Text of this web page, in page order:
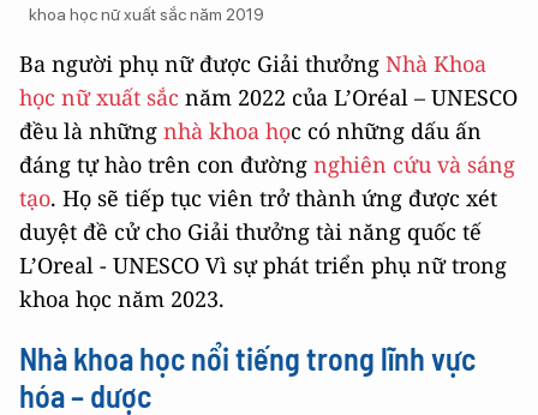
khoa học nữ xuất sắc năm 2019
Ba người phụ nữ được Giải thưởng Nhà Khoa
học nữ xuất sắc năm 2022 của L’Oréal – UNESCO
đều là những nhà khoa học có những dấu ấn
đáng tự hào trên con đường nghiên cứu và sáng
tạo. Họ sẽ tiếp tục viên trở thành ứng được xét
duyệt đề cử cho Giải thưởng tài năng quốc tế
L’Oreal - UNESCO Vì sự phát triển phụ nữ trong
khoa học năm 2023.
Nhà khoa học nổi tiếng trong lĩnh vực
hóa – dược